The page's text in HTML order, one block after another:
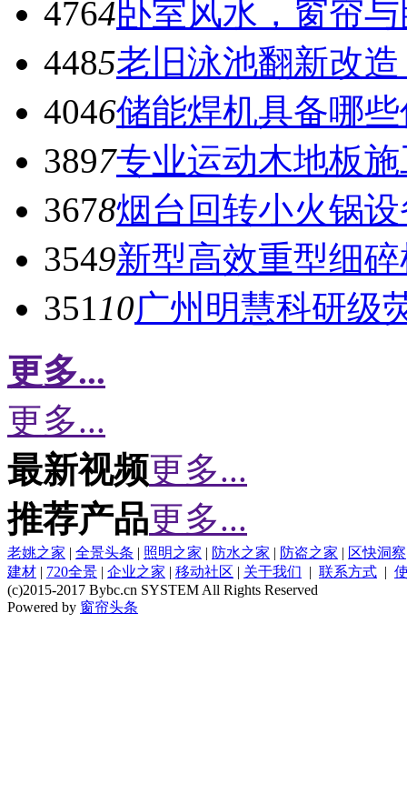
4764卧室风水，窗帘
4485老旧泳池翻新改
4046储能焊机具备哪
3897专业运动木地板
3678烟台回转小火锅
3549新型高效重型细
35110广州明慧科研级
更多...
更多...
最新视频更多...
推荐产品更多...
老姚之家 | 全景头条 | 照明之家 | 防水之家 | 防盗之家 | 区快洞察
建材 | 720全景 | 企业之家 | 移动社区 | 关于我们 | 联系方式 |
(c)2015-2017 Bybc.cn SYSTEM All Rights Reserved
Powered by 窗帘头条